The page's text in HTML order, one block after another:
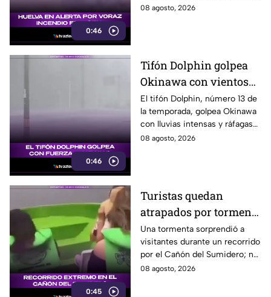
0:46
Caballón fueron evacuadas
08 agosto, 2026
0:46
Tifón Dolphin golpea
Okinawa con vientos
de hasta 157 km/h
El tifón Dolphin, número 13 de
la temporada, golpea Okinawa
con lluvias intensas y ráfagas
de hasta 157 kilómetros por
08 agosto, 2026
0:45
Turistas quedan
atrapados por tormenta
en el Cañón del
Sumidero
Una tormenta sorprendió a
visitantes durante un recorrido
por el Cañón del Sumidero; no
se reportaron personas heridas
08 agosto, 2026